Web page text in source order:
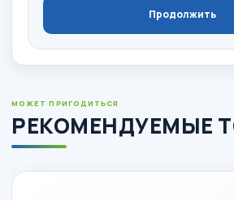
Продолжить
МОЖЕТ ПРИГОДИТЬСЯ
РЕКОМЕНДУЕМЫЕ